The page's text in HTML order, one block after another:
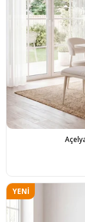
YENI
ÜRÜN